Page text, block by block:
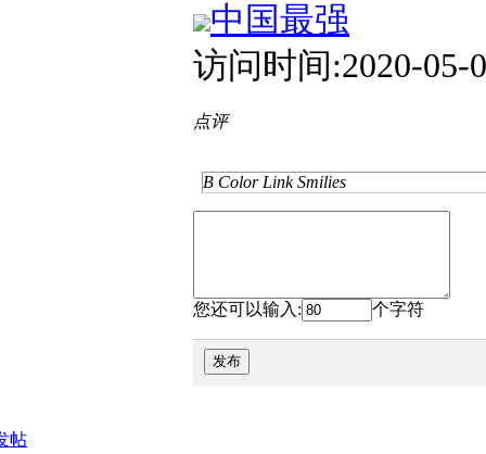
中国最强
访问时间:2020-05-
点评
B Color Link Smilies
您还可以输入: 个字符
发布
帖